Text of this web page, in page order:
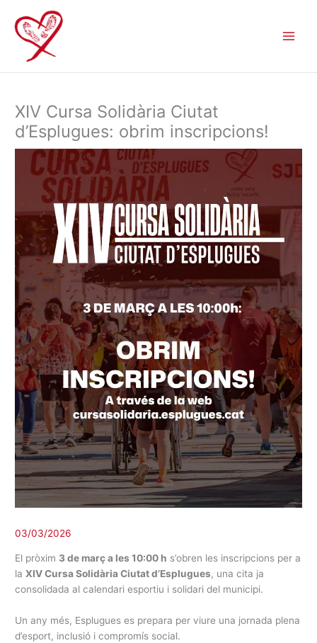
contenido
XIV Cursa Solidària Ciutat
d’Esplugues: obrim inscripcions!
03/03/2026
El pròxim 3 de març a les 10:00 h s’obren les inscripcions per a
laXIV Cursa Solidària Ciutat d’Esplugues, una cita ja
consolidada al calendari esportiu i solidari del municipi.
Un any més, Esplugues es prepara per viure una jornada plena
d’esport, inclusió i compromís social.